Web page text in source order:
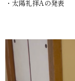
・太陽礼拝Aの発表